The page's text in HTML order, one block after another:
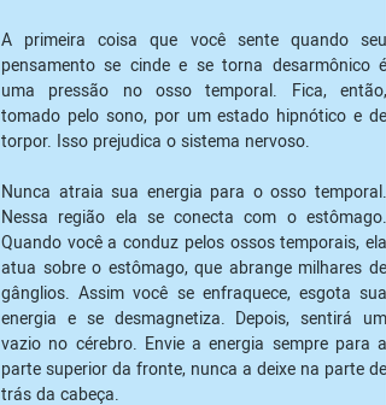
A primeira coisa que você sente quando seu
pensamento se cinde e se torna desarmônico é
uma pressão no osso temporal. Fica, então,
tomado pelo sono, por um estado hipnótico e de
torpor. Isso prejudica o sistema nervoso.
Nunca atraia sua energia para o osso temporal.
Nessa região ela se conecta com o estômago.
Quando você a conduz pelos ossos temporais, ela
atua sobre o estômago, que abrange milhares de
gânglios. Assim você se enfraquece, esgota sua
energia e se desmagnetiza. Depois, sentirá um
vazio no cérebro. Envie a energia sempre para a
parte superior da fronte, nunca a deixe na parte de
trás da cabeça.